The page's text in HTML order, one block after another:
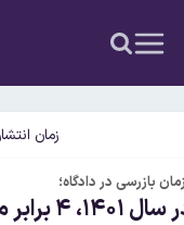
زمان
بازرسی در دادگاه؛